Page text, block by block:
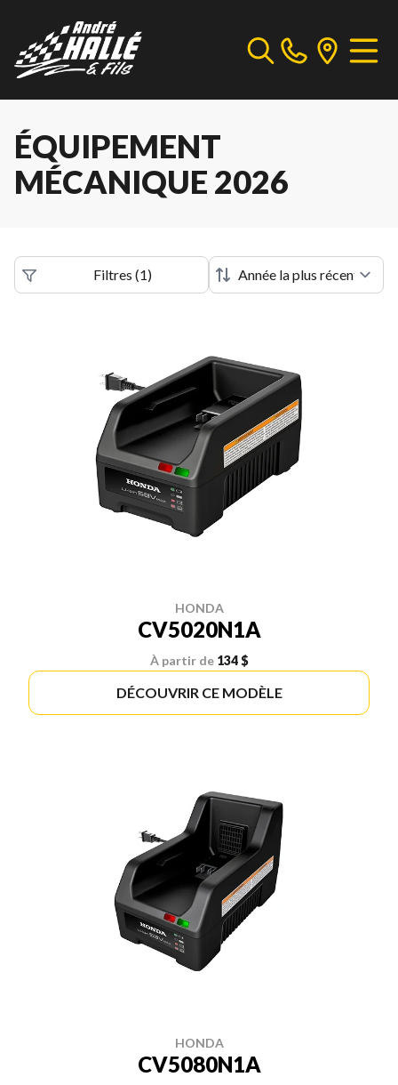
ÉQUIPEMENT
MÉCANIQUE 2026
Filtres (1)
HONDA
CV5020N1A
À partir de 134 $
DÉCOUVRIR CE MODÈLE
HONDA
CV5080N1A